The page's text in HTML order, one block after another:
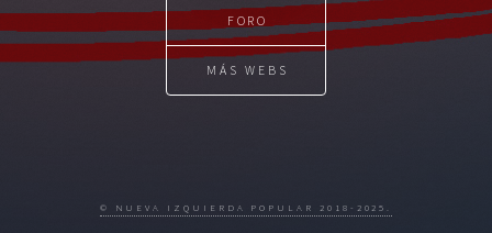
FORO
MÁS WEBS
© NUEVA IZQUIERDA POPULAR 2018-2025.